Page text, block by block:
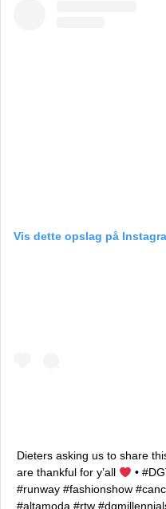
Vis dette opslag på
Dieters asking us to share
are thankful for y’all
•
#runway #fashionshow
#altamoda #rtw